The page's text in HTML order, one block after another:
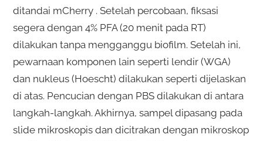
ditandai mCherry . Setelah percobaan, fiksasi
segera dengan 4% PFA (20 menit pada RT)
dilakukan tanpa mengganggu biofilm. Setelah ini,
pewarnaan komponen lain seperti lendir (WGA)
dan nukleus (Hoescht) dilakukan seperti dijelaskan
di atas. Pencucian dengan PBS dilakukan di antara
langkah-langkah. Akhirnya, sampel dipasang pada
slide mikroskopis dan dicitrakan dengan mikroskop